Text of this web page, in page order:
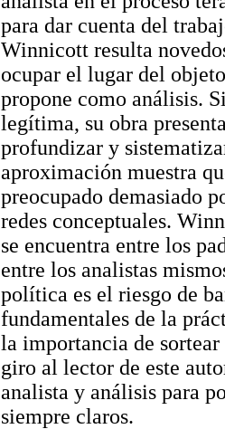
para dar cuenta del
Winnicott resulta
ocupar el lugar del
propone como análisis.
legítima, su obra
profundizar y
aproximación muestra
preocupado demasiado
redes conceptuales.
se encuentra entre los
entre los analistas
política es el riesgo de
fundamentales de la
la importancia de
giro al lector de este
analista y análisis para
siempre claros.